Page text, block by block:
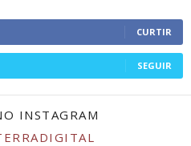
CURTIR
SEGUIR
INSTAGRAM